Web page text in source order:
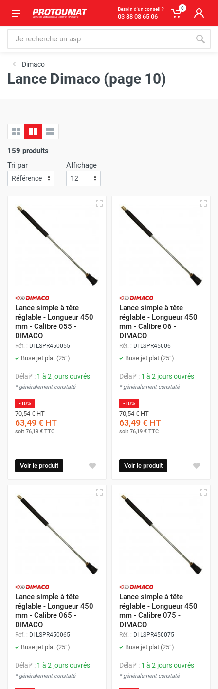
Besoin d'un conseil ?
03 88 08 65 06
0
Dimaco
Lance Dimaco (page 10)
159 produits
Tri par
Affichage
Lance simple à tête
réglable - Longueur 450
mm - Calibre 055 -
DIMACO
Réf. : DI LSPR450055
Buse jet plat (25°)
Délai* : 1 à 2 jours ouvrés
* généralement constaté
-10%
70,54 €HT
63,49 € HT
soit 76,19 € TTC
Voir le produit
Lance simple à tête
réglable - Longueur 450
mm - Calibre 06 -
DIMACO
Réf. : DI LSPR45006
Buse jet plat (25°)
Délai* : 1 à 2 jours ouvrés
* généralement constaté
-10%
70,54 €HT
63,49 € HT
soit 76,19 € TTC
Voir le produit
Lance simple à tête
réglable - Longueur 450
mm - Calibre 065 -
DIMACO
Réf. : DI LSPR450065
Buse jet plat (25°)
Délai* : 1 à 2 jours ouvrés
* généralement constaté
Lance simple à tête
réglable - Longueur 450
mm - Calibre 075 -
DIMACO
Réf. : DI LSPR450075
Buse jet plat (25°)
Délai* : 1 à 2 jours ouvrés
* généralement constaté